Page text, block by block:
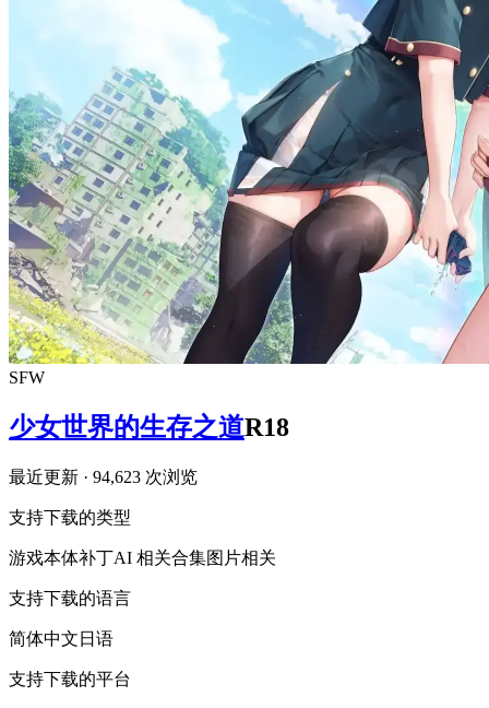
SFW
少女世界的生存之道R18
最近更新 · 94,623 次浏览
支持下载的类型
游戏本体补丁AI 相关合集图片相关
支持下载的语言
简体中文 日语
支持下载的平台